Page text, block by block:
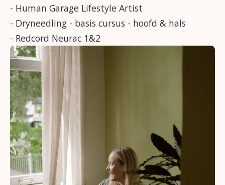
- Human Garage Lifestyle Artist
- Dryneedling - basis cursus - hoofd & hals
- Redcord Neurac 1&2